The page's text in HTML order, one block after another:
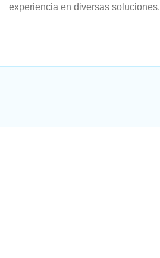
experiencia en diversas soluciones.